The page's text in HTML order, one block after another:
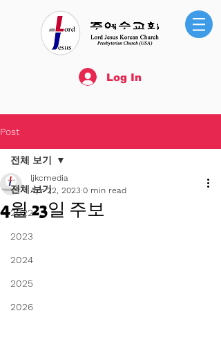
Log In
Post
전체 보기
2022
2023
2024
2025
2026
전체 보기
4월 23일 주보
ljkcmedia
Apr 22, 2023 0 min read